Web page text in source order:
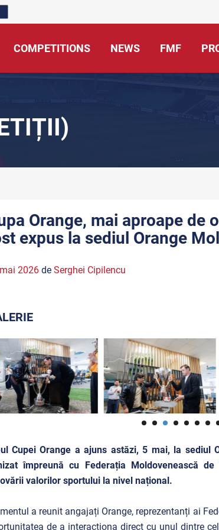
COMPETITIONS NEWS FMF
Orange, mai aproape de
expus la sediul Orange
2026de Serghei Cipilencu
Cupei Orange a ajuns astăzi, 5 mai, la sediul
împreună cu Federația Moldovenească
valorilor sportului la nivel național.
a reunit angajați Orange, reprezentanți ai
de a interacționa direct cu unul dintre